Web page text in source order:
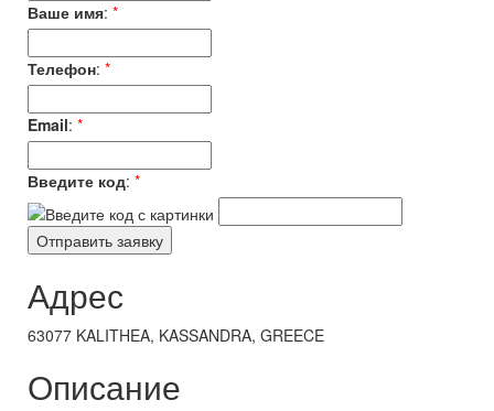
Ваше имя: *
Телефон: *
Email: *
Введите код: *
Адрес
63077 KALITHEA, KASSANDRA, GREECE
Описание